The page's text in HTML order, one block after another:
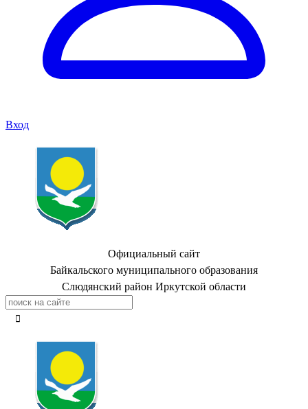
Вход
Официальный сайт
Байкальского муниципального образования
Слюдянский район Иркутской области